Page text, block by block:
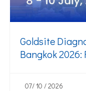
Goldsite
Bangkok
07/ 10 / 2026